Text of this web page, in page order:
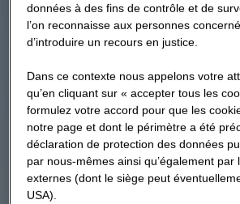
données à des fins de contrôle et de
l’on reconnaisse aux personnes
d’introduire un recours en justice.
Dans ce contexte nous appelons votre
qu’en cliquant sur « accepter tous les
formulez votre accord pour que les
notre page et dont le périmètre a été
déclaration de protection des données
par nous-mêmes ainsi qu’également par
externes (dont le siège peut
USA).